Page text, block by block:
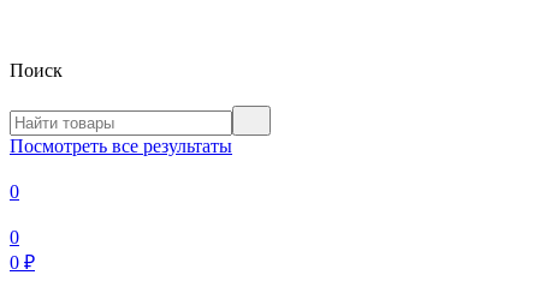
Поиск
Посмотреть все результаты
0
0
0 ₽